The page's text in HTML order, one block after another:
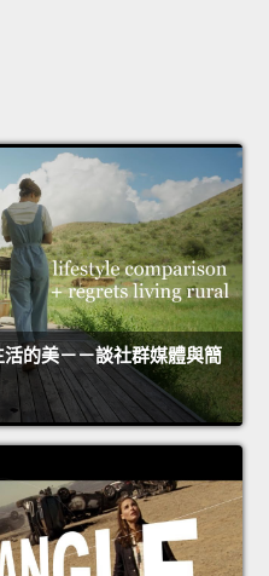
活的美－－談社群媒體與簡